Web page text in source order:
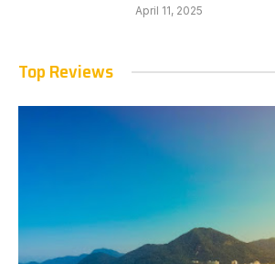
April 11, 2025
Top Reviews